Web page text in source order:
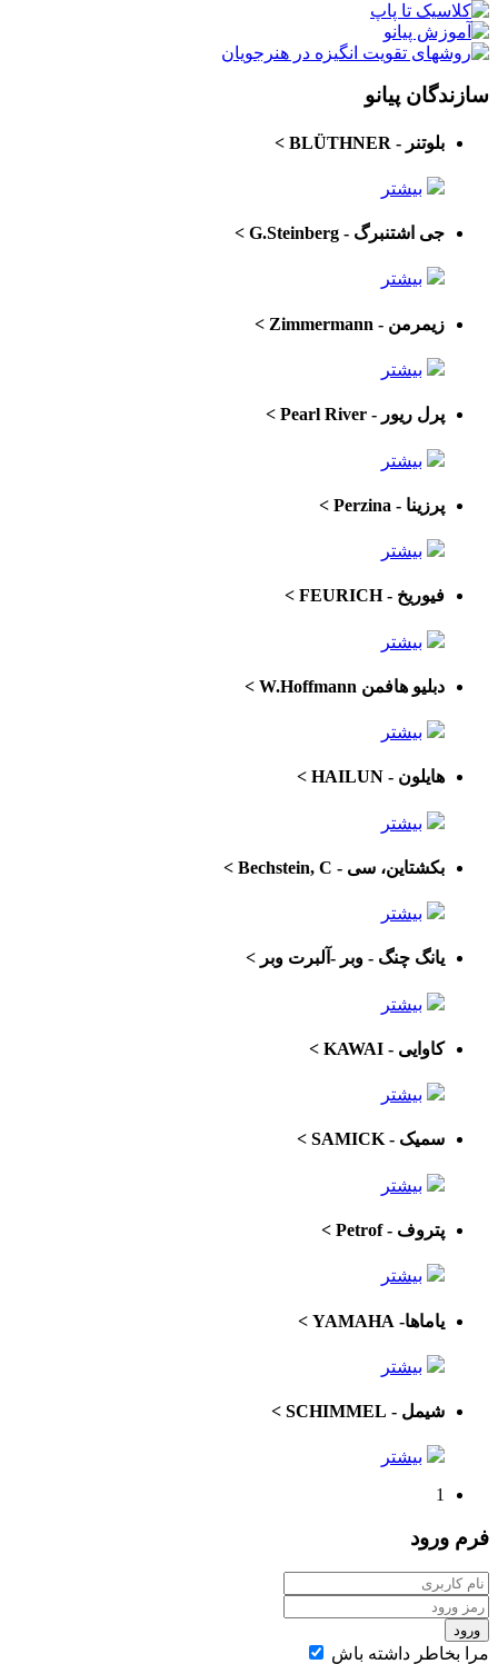
سازندگان پیانو
بلوتنر - BLÜTHNER >
بیشتر
جی اشتنبرگ - G.Steinberg >
بیشتر
زیمرمن - Zimmermann >
بیشتر
پرل ریور - Pearl River >
بیشتر
پرزینا - Perzina >
بیشتر
فیوریخ - FEURICH >
بیشتر
دبلیو هافمن W.Hoffmann >
بیشتر
هایلون - HAILUN >
بیشتر
بکشتاین، سی - Bechstein, C >
بیشتر
یانگ چنگ - وبر -آلبرت وبر >
بیشتر
کاوایی - KAWAI >
بیشتر
سمیک - SAMICK >
بیشتر
پتروف - Petrof >
بیشتر
یاماها- YAMAHA >
بیشتر
شیمل - SCHIMMEL >
بیشتر
1
فرم ورود
ورود
مرا بخاطر داشته باش